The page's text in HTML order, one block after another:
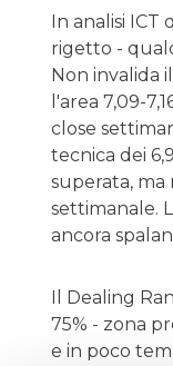
In analisi
rigetto -
Non invalida
l'area 7,09-
close
tecnica dei
superata, ma
settimanale.
ancora
Il Dealing
75% - zona
e in poco